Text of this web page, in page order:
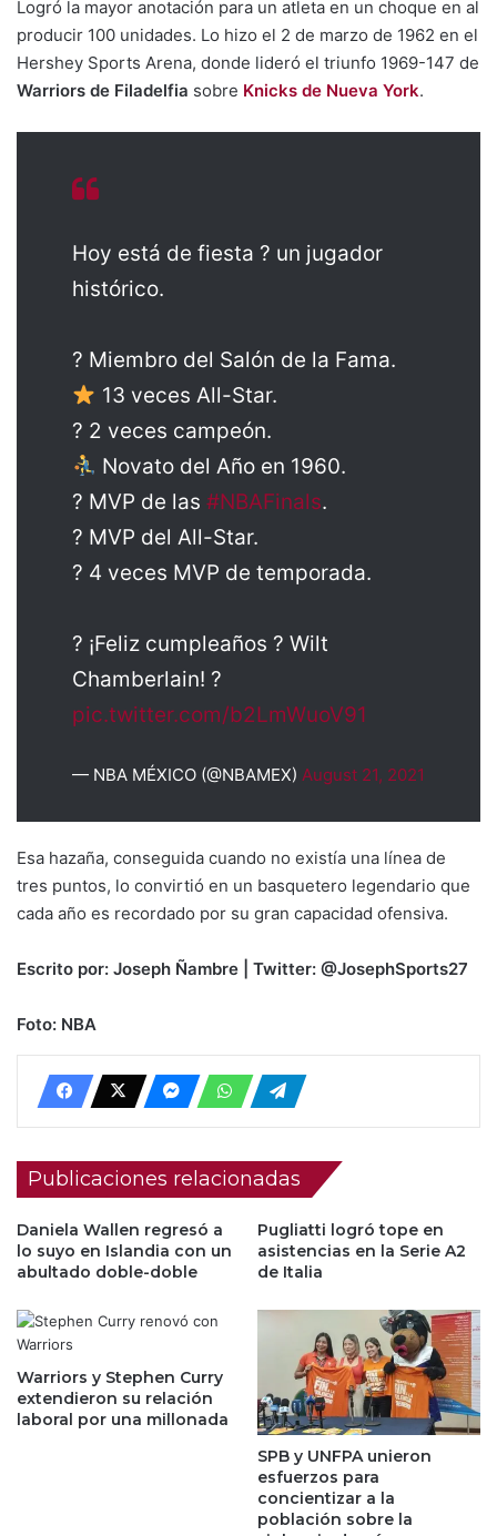
Logró la mayor anotación para un atleta en un choque en al
producir 100 unidades. Lo hizo el 2 de marzo de 1962 en el
Hershey Sports Arena, donde lideró el triunfo 1969-147 de
Warriors de Filadelfia sobre Knicks de Nueva York.
Hoy está de fiesta ? un jugador
histórico.
? Miembro del Salón de la Fama.
13 veces All-Star.
? 2 veces campeón.
Novato del Año en 1960.
? MVP de las #NBAFinals.
? MVP del All-Star.
? 4 veces MVP de temporada.
? ¡Feliz cumpleaños ? Wilt
Chamberlain! ?
pic.twitter.com/b2LmWuoV91
— NBA MÉXICO (@NBAMEX) August 21, 2021
Esa hazaña, conseguida cuando no existía una línea de
tres puntos, lo convirtió en un basquetero legendario que
cada año es recordado por su gran capacidad ofensiva.
Escrito por: Joseph Ñambre | Twitter: @JosephSports27
Foto: NBA
Publicaciones relacionadas
Daniela Wallen regresó a
lo suyo en Islandia con un
abultado doble-doble
Pugliatti logró tope en
asistencias en la Serie A2
de Italia
Warriors y Stephen Curry
extendieron su relación
laboral por una millonada
SPB y UNFPA unieron
esfuerzos para
concientizar a la
población sobre la